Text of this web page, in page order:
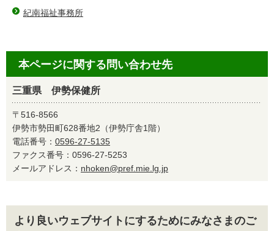
紀南福祉事務所
本ページに関する問い合わせ先
三重県 伊勢保健所
〒516-8566
伊勢市勢田町628番地2（伊勢庁舎1階）
電話番号： 0596-27-5135
ファクス番号：0596-27-5253
メールアドレス： nhoken@pref.mie.lg.jp
より良いウェブサイトにするためにみなさまのご